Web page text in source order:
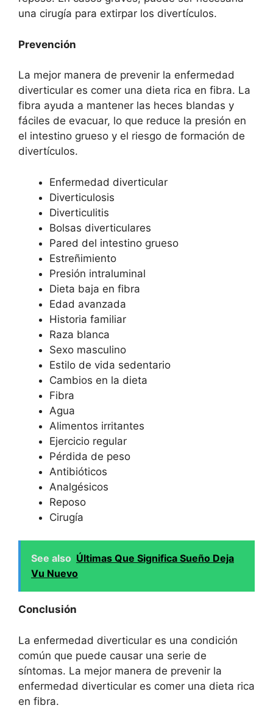
una cirugía para extirpar los divertículos.
Prevención
La mejor manera de prevenir la enfermedad
diverticular es comer una dieta rica en fibra. La
fibra ayuda a mantener las heces blandas y
fáciles de evacuar, lo que reduce la presión en
el intestino grueso y el riesgo de formación de
divertículos.
Enfermedad diverticular
Diverticulosis
Diverticulitis
Bolsas diverticulares
Pared del intestino grueso
Estreñimiento
Presión intraluminal
Dieta baja en fibra
Edad avanzada
Historia familiar
Raza blanca
Sexo masculino
Estilo de vida sedentario
Cambios en la dieta
Fibra
Agua
Alimentos irritantes
Ejercicio regular
Pérdida de peso
Antibióticos
Analgésicos
Reposo
Cirugía
See also Últimas Que Significa Sueño Deja
Vu Nuevo
Conclusión
La enfermedad diverticular es una condición
común que puede causar una serie de
síntomas. La mejor manera de prevenir la
enfermedad diverticular es comer una dieta rica
en fibra.